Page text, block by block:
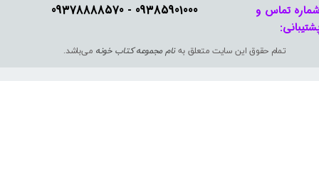
09385901000 - 09378888570​​​​​​​
تمام حقوق این سایت متعلق بهنام مجموعه کتاب خونه می‌باشد.
تماس و